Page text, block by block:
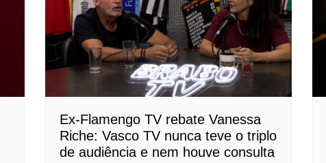
Ex-Flamengo TV rebate Vanessa
Riche: Vasco TV nunca teve o triplo
de audiência e nem houve consulta